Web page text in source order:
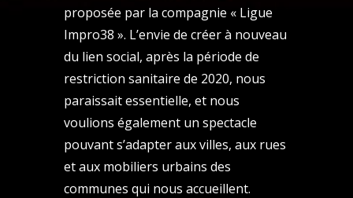
proposée par la compagnie « Ligue
Impro38 ». L’envie de créer à nouveau
du lien social, après la période de
restriction sanitaire de 2020, nous
paraissait essentielle, et nous
voulions également un spectacle
pouvant s’adapter aux villes, aux rues
et aux mobiliers urbains des
communes qui nous accueillent.